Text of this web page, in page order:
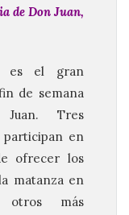
de Don Juan,
es el gran
de semana
Tres
participan en
ofrecer los
matanza en
más